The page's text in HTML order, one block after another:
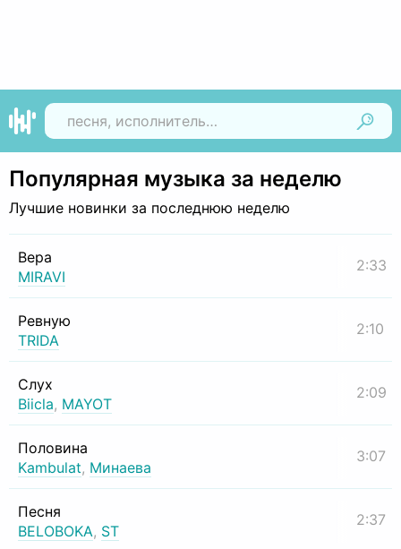
Популярная музыка за неделю
Лучшие новинки за последнюю неделю
Вера
MIRAVI
2:33
Ревную
TRIDA
2:10
Слух
Biicla, MAYOT
2:09
Половина
Kambulat, Минаева
3:07
Песня
BELOBOKA, ST
2:37